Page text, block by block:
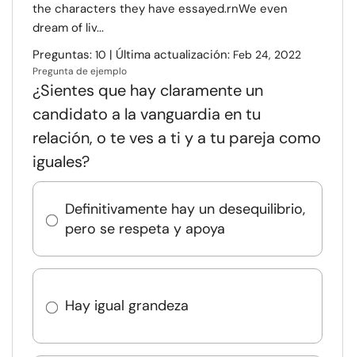
the characters they have essayed.rnWe even
dream of liv...
Preguntas: 10 | Última actualización: Feb 24, 2022
Pregunta de ejemplo
¿Sientes que hay claramente un
candidato a la vanguardia en tu
relación, o te ves a ti y a tu pareja como
iguales?
Definitivamente hay un desequilibrio,
pero se respeta y apoya
Hay igual grandeza